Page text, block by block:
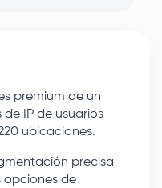
premium de un
IP de usuarios
ubicaciones.
precisa
opciones de